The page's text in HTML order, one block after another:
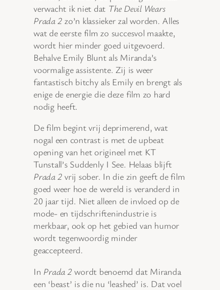
verwacht ik niet dat The Devil Wears
Prada 2 zo’n klassieker zal worden. Alles
wat de eerste film zo succesvol maakte,
wordt hier minder goed uitgevoerd.
Behalve Emily Blunt als Miranda’s
voormalige assistente. Zij is weer
fantastisch bitchy als Emily en brengt als
enige de energie die deze film zo hard
nodig heeft.
De film begint vrij deprimerend, wat
nogal een contrast is met de upbeat
opening van het origineel met KT
Tunstall’s Suddenly I See. Helaas blijft
Prada 2 vrij sober. In die zin geeft de film
goed weer hoe de wereld is veranderd in
20 jaar tijd. Niet alleen de invloed op de
mode- en tijdschriftenindustrie is
merkbaar, ook op het gebied van humor
wordt tegenwoordig minder
geaccepteerd.
In Prada 2 wordt benoemd dat Miranda
een ‘beast’ is die nu ‘leashed’ is. Dat voel